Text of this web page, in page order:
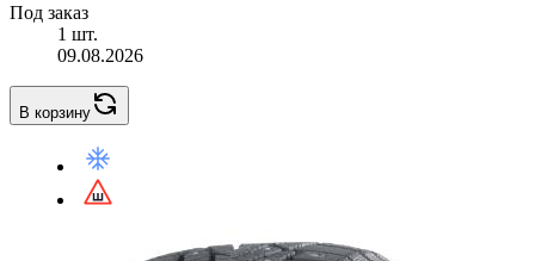
Под заказ
1 шт.
09.08.2026
В корзину